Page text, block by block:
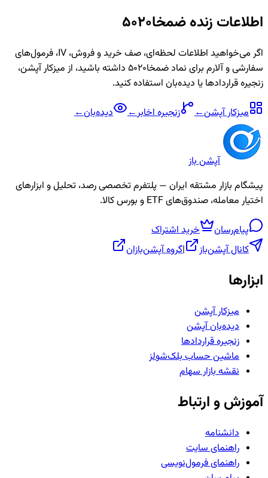
اطلاعات زندهضمخا5020
اگر می‌خواهید اطلاعات لحظه‌ای، صف خرید و فروش، IV، فرمول‌های
سفارشی و آلارم برای نمادضمخا5020
داشته باشید، از میزکار آپشن،
زنجیره قراردادها یا دیده‌بان استفاده کنید.
میزکار آپشن← زنجیرهاخابر← دیده‌بان←
آپشن باز
پیشگام بازار مشتقه ایران — پلتفرم تخصصی رصد، تحلیل و ابزارهای
اختیار معامله، صندوق‌های ETF و بورس کالا.
پیام‌رسان
خرید اشتراک
کانال آپشن‌باز
|گروه آپشن‌بازان
ابزارها
میزکار آپشن
دیده‌بان آپشن
زنجیره قراردادها
ماشین حساب بلک‌شولز
نقشه بازار سهام
آموزش و ارتباط
دانشنامه
راهنمای سایت
راهنمای فرمول‌نویسی